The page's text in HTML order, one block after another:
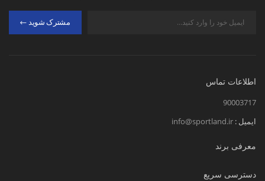
مشترک شوید
اطلاعات تماس
90003717
ایمیل : info@sportland.ir
معرفی برند
دسترسی سریع